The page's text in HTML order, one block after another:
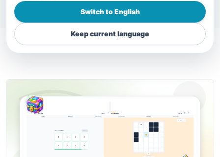
Switch to English
Keep current language